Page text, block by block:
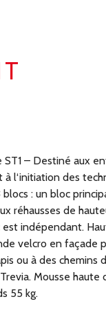
ST1 – Destiné aux
l‘initiation des
: un bloc
réhausses de
est indépendant.
velcro en façade
ou à des chemins
Mousse haute
55 kg.